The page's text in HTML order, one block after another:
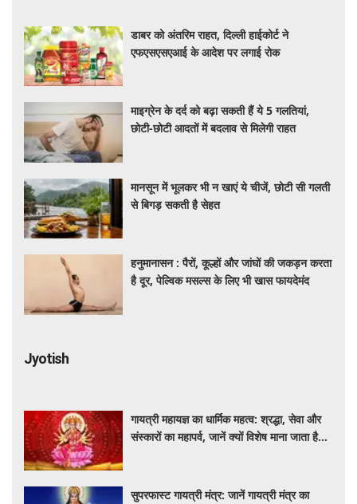
डाबर को अंतरिम राहत, दिल्ली हाईकोर्ट ने
एफएसएसएआई के आदेश पर लगाई रोक
माइग्रेन के दर्द को बढ़ा सकती हैं ये 5 गलतियां,
छोटी-छोटी आदतों में बदलाव से मिलेगी राहत
मानसून में भूलकर भी न खाएं ये चीजें, छोटी सी गलती
से बिगड़ सकती है सेहत
हनुमानासन : पैरों, कूल्हों और जांघों की जकड़न करता
है दूर, पेल्विक मसल्स के लिए भी खास फायदेमंद
Jyotish
गायत्री महायज्ञ का धार्मिक महत्व: श्रद्धा, सेवा और
संस्कारों का महापर्व, जानें क्यों विशेष माना जाता है
सुपरफास्ट गायत्री मंत्र: जानें गायत्री मंत्र का